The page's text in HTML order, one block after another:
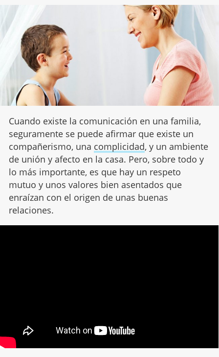
Cuando existe la comunicación en una familia,
seguramente se puede afirmar que existe un
compañerismo, una complicidad, y un ambiente
de unión y afecto en la casa. Pero, sobre todo y
lo más importante, es que hay un respeto
mutuo y unos valores bien asentados que
enraízan con el origen de unas buenas
relaciones.